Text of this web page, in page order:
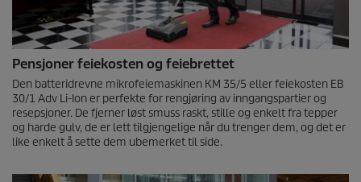
Pensjoner feiekosten og feiebrettet
Den batteridrevne mikrofeiemaskinen KM 35/5 eller feiekosten EB
30/1 Adv Li-Ioner perfekte for rengjøring av inngangspartier og
resepsjoner. De fjerner løst smuss raskt, stille og enkelt fra tepper
og harde gulv, de er lett tilgjengelige når du trenger dem, og det er
like enkelt å sette dem ubemerket til side.